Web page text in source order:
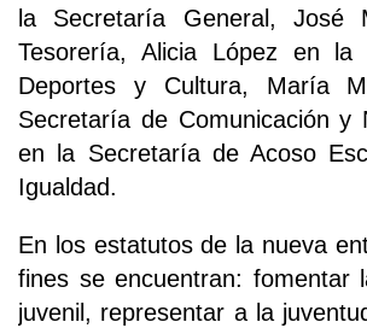
la Secretaría General, José
Tesorería, Alicia López en la
Deportes y Cultura, María
Secretaría de Comunicación y
en la Secretaría de Acoso
Igualdad.
En los estatutos de la nueva
fines se encuentran: fomentar
juvenil, representar a la